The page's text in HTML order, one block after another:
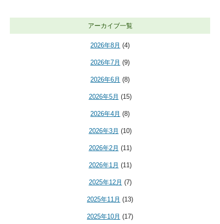
アーカイブ一覧
2026年8月 (4)
2026年7月 (9)
2026年6月 (8)
2026年5月 (15)
2026年4月 (8)
2026年3月 (10)
2026年2月 (11)
2026年1月 (11)
2025年12月 (7)
2025年11月 (13)
2025年10月 (17)